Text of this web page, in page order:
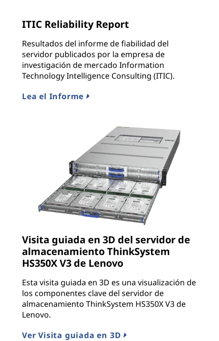
ITIC Reliability Report
Resultados del informe de fiabilidad del
servidor publicados por la empresa de
investigación de mercado Information
Technology Intelligence Consulting (ITIC).
Lea el Informe
Visita guiada en 3D del servidor de
almacenamiento ThinkSystem
HS350X V3 de Lenovo
Esta visita guiada en 3D es una visualización de
los componentes clave del servidor de
almacenamiento ThinkSystem HS350X V3 de
Lenovo.
Ver Visita guiada en 3D